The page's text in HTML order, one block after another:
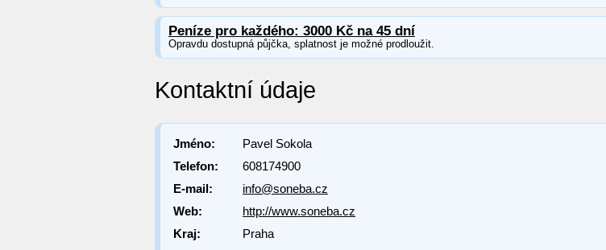
Peníze pro každého: 3000 Kč na 45 dní
Opravdu dostupná půjčka, splatnost je možné prodloužit.
Kontaktní údaje
Jméno:
Pavel Sokola
Telefon:
608174900
E-mail:
info@soneba.cz
Web:
http://www.soneba.cz
Kraj:
Praha